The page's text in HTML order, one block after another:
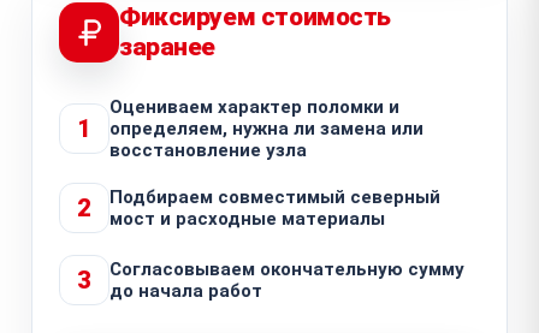
Фиксируем стоимость
заранее
1
Оцениваем характер поломки и
определяем, нужна ли замена или
восстановление узла
2
Подбираем совместимый северный
мост и расходные материалы
3
Согласовываем окончательную сумму
до начала работ